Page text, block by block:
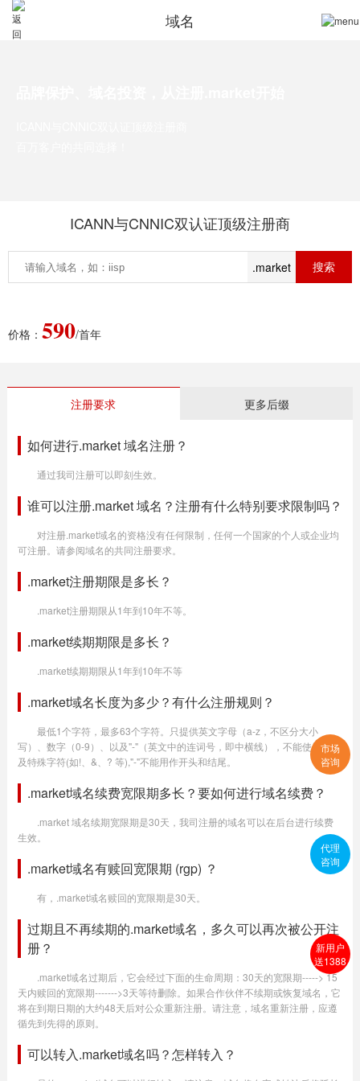
域名
ICANN与CNNIC双认证顶级注册商
.market
价格： 590/首年
注册要求 更多后缀
如何进行.market 域名注册？
通过我司注册可以即刻生效。
谁可以注册.market 域名？注册有什么特别要求限制吗？
对注册.market域名的资格没有任何限制，任何一个国家的个人或企业均
可注册。请参阅域名的共同注册要求。
.market注册期限是多长？
.market注册期限从1年到10年不等。
.market续期期限是多长？
.market续期期限从1年到10年不等
.market域名长度为多少？有什么注册规则？
最低1个字符，最多63个字符。只提供英文字母（a-z，不区分大小
写）、数字（0-9）、以及"-"（英文中的连词号，即中横线），不能使用空格
及特殊字符(如!、&、? 等),"-"不能用作开头和结尾。
.market域名续费宽限期多长？要如何进行域名续费？
.market 域名续期宽限期是30天，我司注册的域名可以在后台进行续费
生效。
.market域名有赎回宽限期 (rgp) ？
有，.market域名赎回的宽限期是30天。
过期且不再续期的.market域名，多久可以再次被公开注
册？
.market域名过期后，它会经过下面的生命周期：30天的宽限期-----> 15
天内赎回的宽限期------->3天等待删除。如果合作伙伴不续期或恢复域名，它
将在到期日期的大约48天后对公众重新注册。请注意，域名重新注册，应遵
循先到先得的原则。
可以转入.market域名吗？怎样转入？
市场
咨询
代理
咨询
新用户
送1388